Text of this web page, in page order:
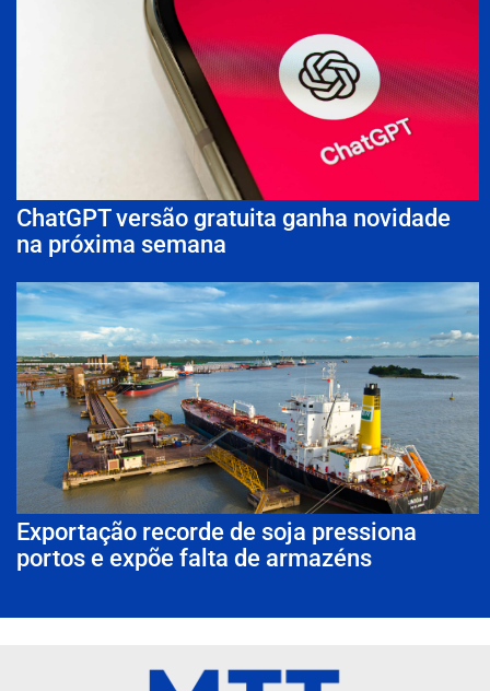
ChatGPT versão gratuita ganha novidade
na próxima semana
Exportação recorde de soja pressiona
portos e expõe falta de armazéns